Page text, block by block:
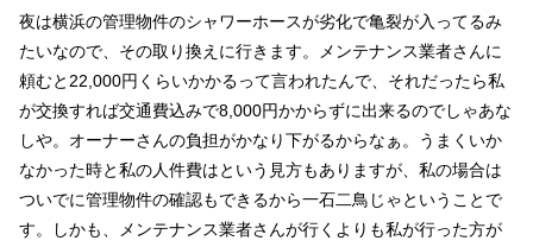
夜は横浜の管理物件のシャワーホースが劣化で亀裂が入ってるみ
たいなので、その取り換えに行きます。メンテナンス業者さんに
頼むと22,000円くらいかかるって言われたんで、それだったら私
が交換すれば交通費込みで8,000円かからずに出来るのでしゃあな
しや。オーナーさんの負担がかなり下がるからなぁ。うまくいか
なかった時と私の人件費はという見方もありますが、私の場合は
ついでに管理物件の確認もできるから一石二鳥じゃということで
す。しかも、メンテナンス業者さんが行くよりも私が行った方が